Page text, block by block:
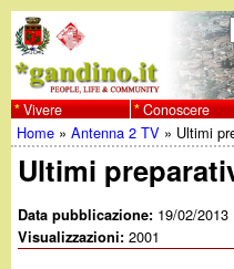
al
contenuto
principale
w
w
w
C
Vivere Conoscere
Tu
sei
qui
Home »Antenna 2 TV » Ultimi
Ultimi
Data pubblicazione: 19/02/2013
Visualizzazioni:2001